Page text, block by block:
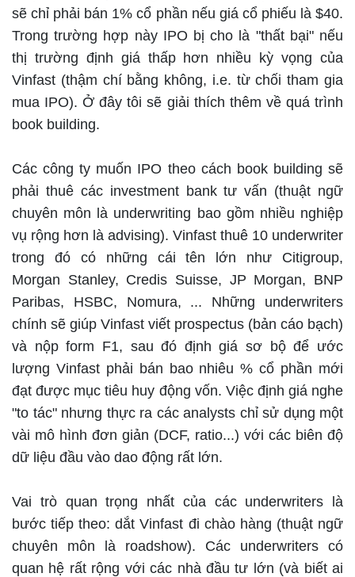
sẽ chỉ phải bán 1% cổ phần nếu giá cổ phiếu là $40.
Trong trường hợp này IPO bị cho là "thất bại" nếu
thị trường định giá thấp hơn nhiều kỳ vọng của
Vinfast (thậm chí bằng không, i.e. từ chối tham gia
mua IPO). Ở đây tôi sẽ giải thích thêm về quá trình
book building.
Các công ty muốn IPO theo cách book building sẽ
phải thuê các investment bank tư vấn (thuật ngữ
chuyên môn là underwriting bao gồm nhiều nghiệp
vụ rộng hơn là advising). Vinfast thuê 10 underwriter
trong đó có những cái tên lớn như Citigroup,
Morgan Stanley, Credis Suisse, JP Morgan, BNP
Paribas, HSBC, Nomura, ... Những underwriters
chính sẽ giúp Vinfast viết prospectus (bản cáo bạch)
và nộp form F1, sau đó định giá sơ bộ để ước
lượng Vinfast phải bán bao nhiêu % cổ phần mới
đạt được mục tiêu huy động vốn. Việc định giá nghe
"to tác" nhưng thực ra các analysts chỉ sử dụng một
vài mô hình đơn giản (DCF, ratio...) với các biên độ
dữ liệu đầu vào dao động rất lớn.
Vai trò quan trọng nhất của các underwriters là
bước tiếp theo: dắt Vinfast đi chào hàng (thuật ngữ
chuyên môn là roadshow). Các underwriters có
quan hệ rất rộng với các nhà đầu tư lớn (và biết ai